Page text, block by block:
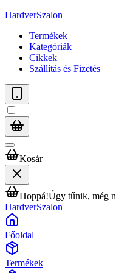
HardverSzalon
Termékek
Kategóriák
Cikkek
Szállítás és Fizetés
Kosár
Hoppá!Úgy tűnik, még
HardverSzalon
Főoldal
Termékek